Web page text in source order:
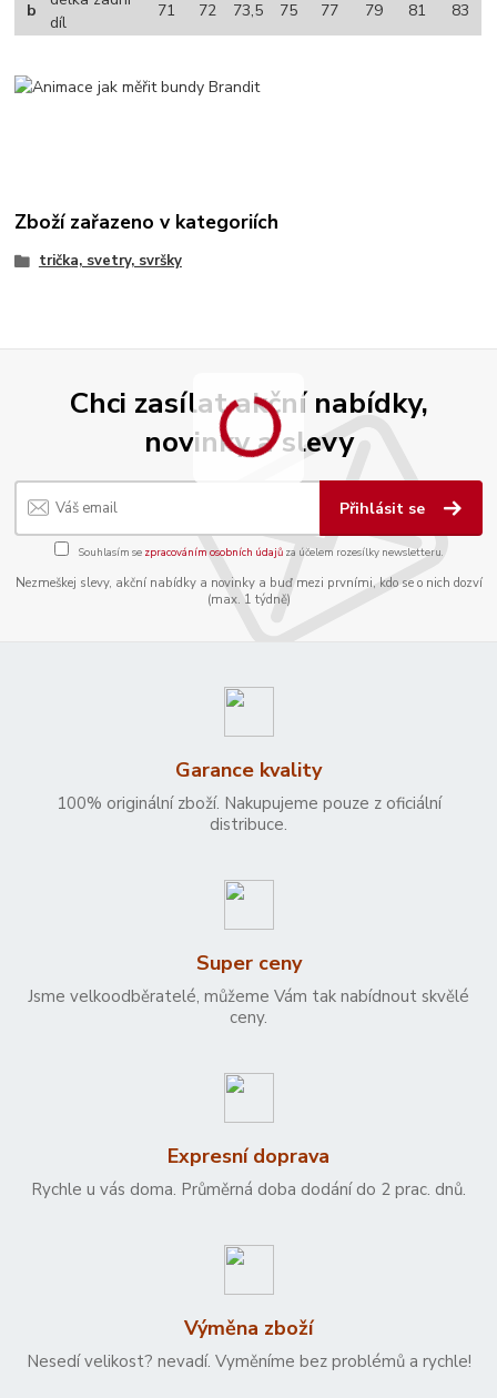
b
díl
71 72 73,5 75 77 79 81 83
Zboží zařazeno v kategoriích
trička, svetry, svršky
Chci zasílat akční nabídky,
novinky a slevy
Přihlásit se
Souhlasím se zpracováním osobních údajůza účelem rozesílky newsletteru.
Nezmeškej slevy, akční nabídky a novinky a buď mezi prvními, kdo se o nich dozví
(max. 1 týdně)
Garance kvality
100% originální zboží. Nakupujeme pouze z oficiální
distribuce.
Super ceny
Jsme velkoodběratelé, můžeme Vám tak nabídnout skvělé
ceny.
Expresní doprava
Rychle u vás doma. Průměrná doba dodání do 2 prac. dnů.
Výměna zboží
Nesedí velikost? nevadí. Vyměníme bez problémů a rychle!